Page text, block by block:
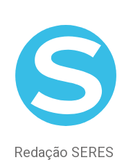
Redação SERES